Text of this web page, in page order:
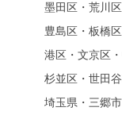
墨田区・荒川
豊島区・板橋
港区・文京区
杉並区・世田
埼玉県・三郷